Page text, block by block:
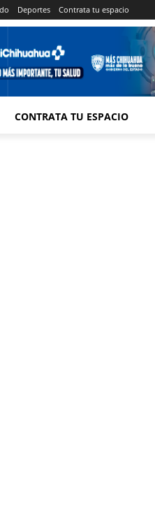
Deportes Contrata tu espacio
CONTRATA TU ESPACIO